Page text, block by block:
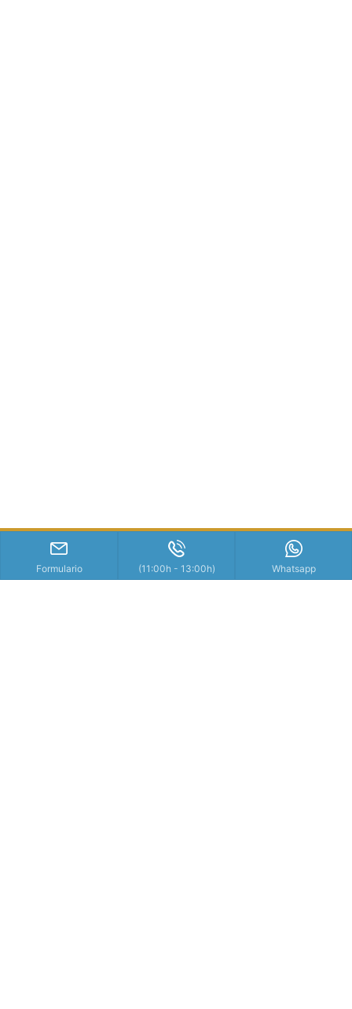
Formulario (11:00h - 13:00h) Whatsapp